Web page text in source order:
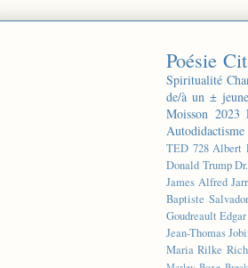
Poésie
Spiritualité
de/à un ±
Moisson 2023
Autodidactisme
TED 728 Albert
Donald Trump
James Alfred
Baptiste
Goudreault
Jean-Thomas
Maria Rilke